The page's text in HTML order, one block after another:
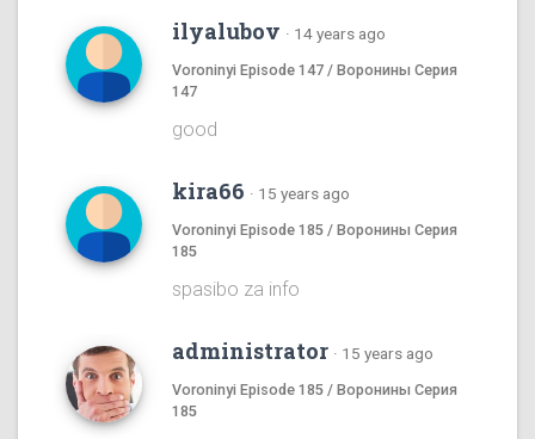
ilyalubov · 14 years ago
Voroninyi Episode 147 / Воронины Серия
147
good
kira66 · 15 years ago
Voroninyi Episode 185 / Воронины Серия
185
spasibo za info
administrator · 15 years ago
Voroninyi Episode 185 / Воронины Серия
185